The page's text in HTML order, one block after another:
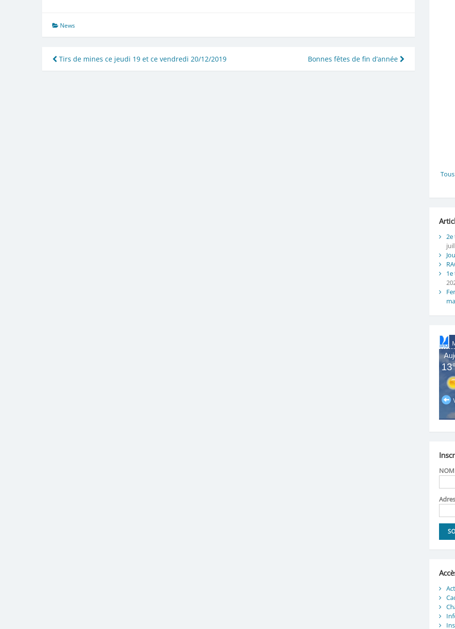
News
Navigation
de
Tirs de mines ce jeudi 19 et ce vendredi 20/12/2019 Bonnes fêtes de fin d’année
2e